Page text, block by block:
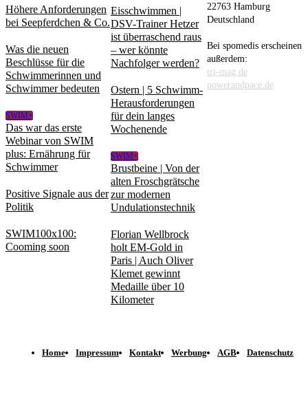
Höhere Anforderungen
bei Seepferdchen & Co.
Was die neuen
Beschlüsse für die
Schwimmerinnen und
Schwimmer bedeuten
SWIM+
Das war das erste
Webinar von SWIM
plus: Ernährung für
Schwimmer
Positive Signale aus der
Politik
SWIM100x100:
Cooming soon
Eisschwimmen |
DSV-Trainer Hetzer
ist überraschend raus
– wer könnte
Nachfolger werden?
Ostern | 5 Schwimm-
Herausforderungen
für dein langes
Wochenende
SWIM+
Brustbeine | Von der
alten Froschgrätsche
zur modernen
Undulationstechnik
Florian Wellbrock
holt EM-Gold in
Paris | Auch Oliver
Klemet gewinnt
Medaille über 10
Kilometer
22763 Hamburg
Deutschland
Bei spomedis erscheinen
außerdem:
tri-mag.de
powerandpace.de
Home Impressum Kontakt Werbung AGB Datenschutz